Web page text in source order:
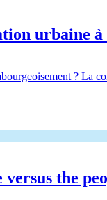
urbaine
? La
the